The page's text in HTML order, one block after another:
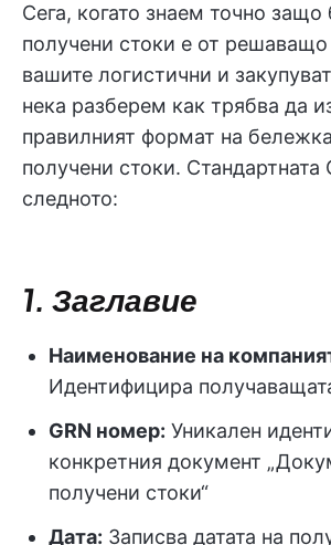
Сега, когато знаем точно защо
получени стоки е от решаващо
вашите логистични и
нека разберем как трябва да
правилният формат на
получени стоки. Стандартната
следното:
1. Заглавие
Наименование на
Идентифицира
GRN номер: Уникален
конкретния документ
получени стоки“
Дата: Записва датата на